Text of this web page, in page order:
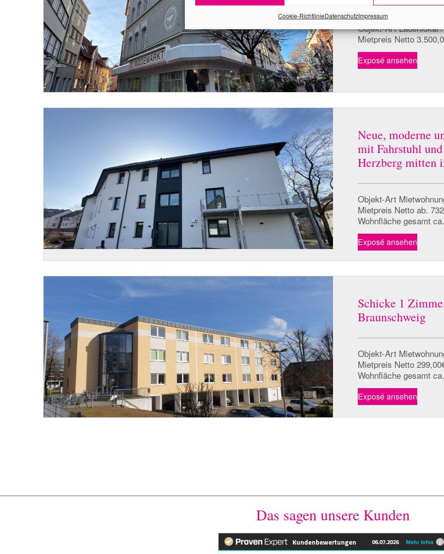
Cookie-RichtlinieDatenschutzImpressum
Objekt-Art Ladenlokal
Mietpreis Netto
Exposé ansehen
Neue, moderne
mit Fahrstuhl
Herzberg mitten
Objekt-Art
Mietpreis Netto ab.
Wohnfläche gesamt
Exposé ansehen
Schicke 1
Braunschweig
Objekt-Art
Mietpreis Netto
Wohnfläche gesamt
Exposé ansehen
Das sagen unsere Kunden